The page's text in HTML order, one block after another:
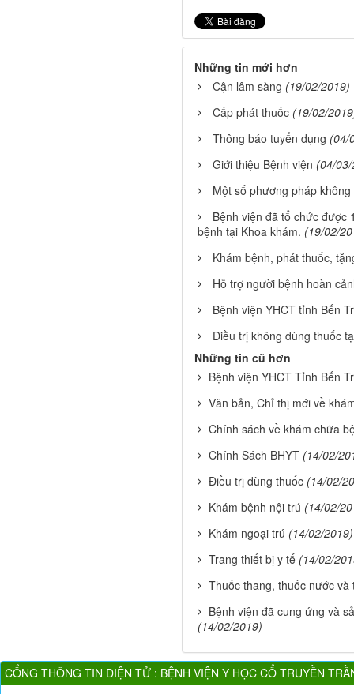
Những tin mới hơn
Cận lâm sàng (19/02/2019)
Cấp phát thuốc (19/02/
Thông báo tuyển dụng (04/
Giới thiệu Bệnh viện (04/
Một số phương pháp
Bệnh viện đã tổ chức được
bệnh tại Khoa khám. (19/02/
Khám bệnh, phát thuốc,
Hỗ trợ người bệnh hoàn
Bệnh viện YHCT tỉnh Bến
Điều trị không dùng thuốc
Những tin cũ hơn
Bệnh viện YHCT Tỉnh Bến
Văn bản, Chỉ thị mới về
Chính sách về khám chữa
Chính Sách BHYT (14/02/
Điều trị dùng thuốc (14/02/
Khám bệnh nội trú (14/02/
Khám ngoại trú (14/02/2019)
Trang thiết bị y tế (14/02/
Thuốc thang, thuốc nước và
Bệnh viện đã cung ứng và
(14/02/2019)
CỔNG THÔNG TIN ĐIỆN TỬ : BỆNH VIỆN Y HỌC CỔ TRUYỀN